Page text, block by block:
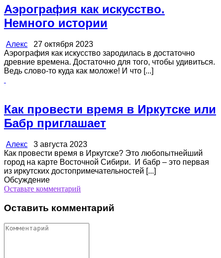
Аэрография как искусство.
Немного истории
Алекс 27 октября 2023
Аэрография как искусство зародилась в достаточно
древние времена. Достаточно для того, чтобы удивиться.
Ведь слово-то куда как моложе! И что [...]
Как провести время в Иркутске или
Бабр приглашает
Алекс 3 августа 2023
Как провести время в Иркутске? Это любопытнейший
город на карте Восточной Сибири. И бабр – это первая
из иркутских достопримечательностей [...]
Обсуждение
Оставьте комментарий
Оставить комментарий